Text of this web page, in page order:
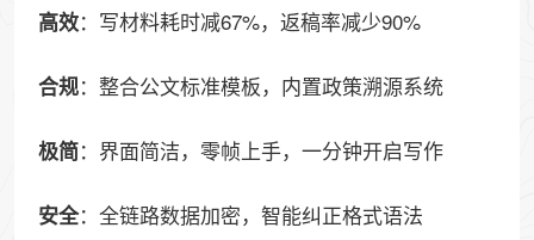
高效：写材料耗时减67%，返稿率减少90%
合规：整合公文标准模板，内置政策溯源系统
极简：界面简洁，零帧上手，一分钟开启写作
安全：全链路数据加密，智能纠正格式语法